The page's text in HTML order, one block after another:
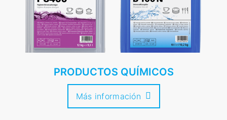
PRODUCTOS QUÍMICOS
Más información